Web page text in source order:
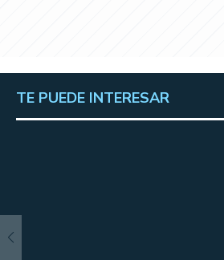
TE PUEDE INTERESAR